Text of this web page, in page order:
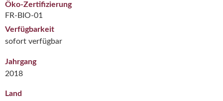
Öko-Zertifizierung
FR-BIO-01
Verfügbarkeit
sofort verfügbar
Jahrgang
2018
Land